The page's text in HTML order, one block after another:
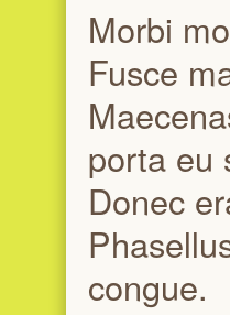
Morbi
Fusce
porta eu
Donec
congue.